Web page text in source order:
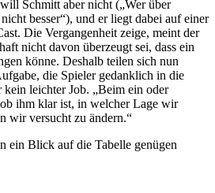
Schmitt aber nicht („Wer über
besser“), und er liegt dabei auf einer
Die Vergangenheit zeige, meint der
nicht davon überzeugt sei, dass ein
könne. Deshalb teilen sich nun
die Spieler gedanklich in die
leichter Job. „Beim ein oder
ihm klar ist, in welcher Lage wir
wir versucht zu ändern.“
ein Blick auf die Tabelle genügen